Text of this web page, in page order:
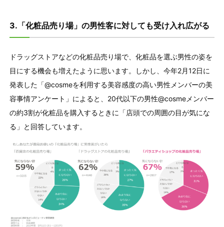
3.「化粧品売り場」の男性客に対しても受け入れ広がる
ドラッグストアなどの化粧品売り場で、化粧品を選ぶ男性の姿を
目にする機会も増えたように思います。しかし、今年2月12日に
発表した「@cosmeを利用する美容感度の高い男性メンバーの美
容事情アンケート」によると、20代以下の男性@cosmeメンバー
の約3割が化粧品を購入するときに「店頭での周囲の目が気にな
る」と回答しています。